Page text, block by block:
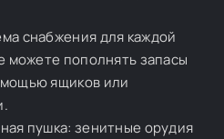
снабжения для каждой
можете пополнять запасы
ящиков или
пушка: зенитные орудия